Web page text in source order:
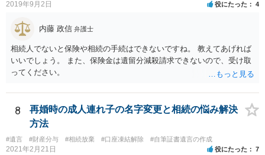
2019年9月2日 役にたった 4
内藤 政信 弁護士
相続人でないと保険や相続の手続はできないですね。 教えてあげれば
いいでしょう。 また、保険金は遺留分減殺請求できないので、受け取
ってください。
8
再婚時の成人連れ子の名字変更と相続の悩み解決
方法
#遺言 #財産分与 #相続放棄 #口座凍結解除 #自筆証書遺言の作成
2021年2月21日 役にたった 7